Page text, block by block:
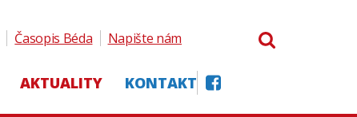
AKTUALITY KONTAKT
Časopis Béda Napište nám